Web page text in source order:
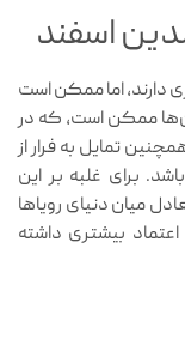
اسفند
دارند، اما ممکن است
ممکن است، که در
تمایل به فرار از
برای غلبه بر این
میان دنیای رویاها
بیشتری داشته